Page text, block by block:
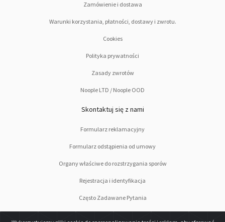
Zamówienie i dostawa
Warunki korzystania, płatności, dostawy i zwrotu.
Cookies
Polityka prywatności
Zasady zwrotów
Noople LTD / Noople OOD
Skontaktuj się z nami
Formularz reklamacyjny
Formularz odstąpienia od umowy
Organy właściwe do rozstrzygania sporów
Rejestracja i identyfikacja
Często Zadawane Pytania